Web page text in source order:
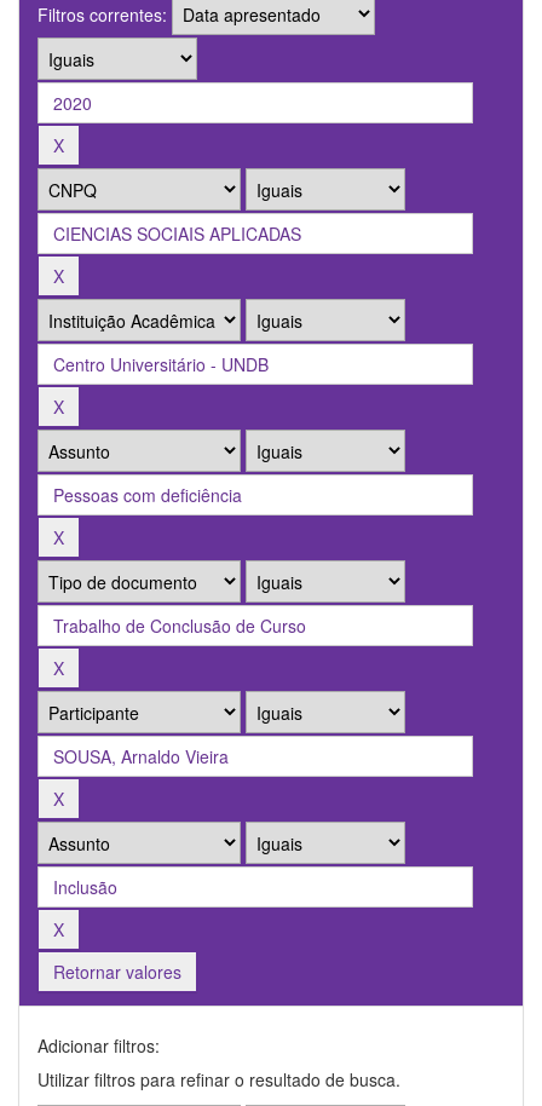
Filtros correntes:
Retornar valores
Adicionar filtros:
Utilizar filtros para refinar o resultado de busca.